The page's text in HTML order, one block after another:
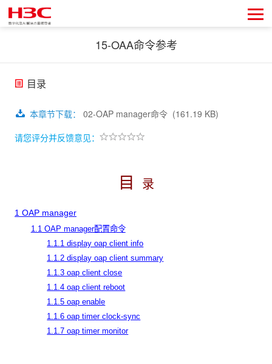
15-OAA命令参考
目录
本章节下载： 02-OAP manager命令 (161.19 KB)
请您评分并反馈意见：
目 录
1 OAP manager
1.1 OAP manager配置命令
1.1.1 display oap client info
1.1.2 display oap client summary
1.1.3 oap client close
1.1.4 oap client reboot
1.1.5 oap enable
1.1.6 oap timer clock-sync
1.1.7 oap timer monitor